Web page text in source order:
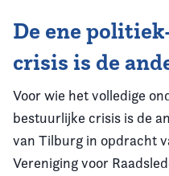
De ene
crisis is de
Voor wie het volledige
bestuurlijke crisis is de
van Tilburg in opdracht
Vereniging voor